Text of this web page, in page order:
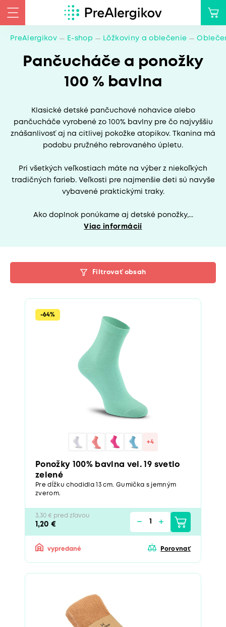
PreAlergikov E-shop Lôžkoviny a oblečenie
Pančucháče a ponožky
100 % bavlna
Klasické detské pančuchové nohavice alebo
pančucháče vyrobené zo 100% bavlny pre čo najvyššiu
znášanlivosť aj na citlivej pokožke atopikov. Tkanina má
podobu pružného rebrovaného úpletu.
Pri všetkých veľkostiach máte na výber z niekoľkých
tradičných farieb. Veľkosti pre najmenšie deti sú navyše
vybavené praktickými traky.
Ako doplnok ponúkame aj detské ponožky,...
Viac informácií
Filtrovať obsah
-64%
+4
Ponožky 100% bavlna vel. 19 svetlo
zelené
Pre dĺžku chodidla 13 cm. Gumička s jemným
zverom.
3,30 € pred zľavou
1,20 €
vypredané Porovnať